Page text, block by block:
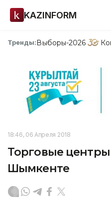
KAZINFORM
Тренды:Выборы-2026
18:46, 06 Апреля 2018
Торговые
Шымкенте